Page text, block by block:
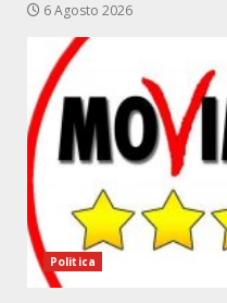
6 Agosto 2026
Politica